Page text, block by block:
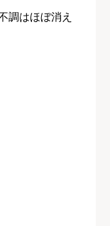
調はほぼ消え